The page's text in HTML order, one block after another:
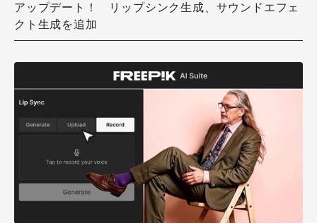
アップデート！ リップシンク生成、サウンドエフェ
クト生成を追加